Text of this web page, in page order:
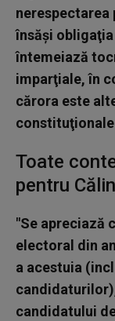
însăşi
întemeiază
imparţiale, în
cărora este
Toate
pentru
"Se apreciază
electoral din
a acestuia
candidatului